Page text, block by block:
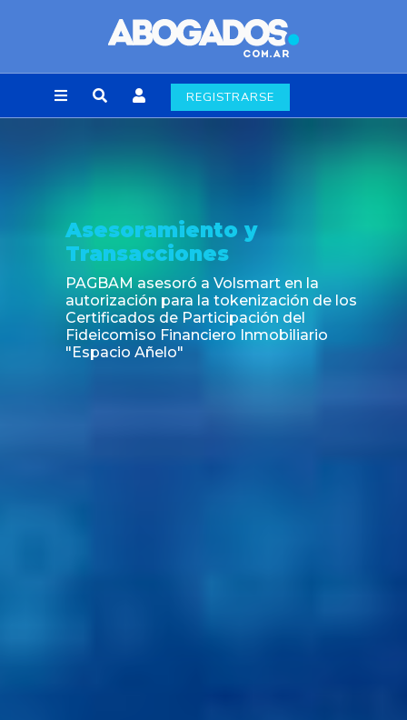
REGISTRARSE
Noticia
Fin de la obligación de rúbrica de los
laborales en la Ciudad de Buenos Aires